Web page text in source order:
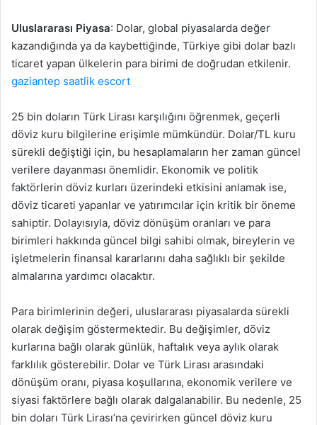
Uluslararası Piyasa: Dolar, global piyasalarda değer
kazandığında ya da kaybettiğinde, Türkiye gibi dolar bazlı
ticaret yapan ülkelerin para birimi de doğrudan etkilenir.
gaziantep saatlik escort
25 bin doların Türk Lirası karşılığını öğrenmek, geçerli
döviz kuru bilgilerine erişimle mümkündür. Dolar/TL kuru
sürekli değiştiği için, bu hesaplamaların her zaman güncel
verilere dayanması önemlidir. Ekonomik ve politik
faktörlerin döviz kurları üzerindeki etkisini anlamak ise,
döviz ticareti yapanlar ve yatırımcılar için kritik bir öneme
sahiptir. Dolayısıyla, döviz dönüşüm oranları ve para
birimleri hakkında güncel bilgi sahibi olmak, bireylerin ve
işletmelerin finansal kararlarını daha sağlıklı bir şekilde
almalarına yardımcı olacaktır.
Para birimlerinin değeri, uluslararası piyasalarda sürekli
olarak değişim göstermektedir. Bu değişimler, döviz
kurlarına bağlı olarak günlük, haftalık veya aylık olarak
farklılık gösterebilir. Dolar ve Türk Lirası arasındaki
dönüşüm oranı, piyasa koşullarına, ekonomik verilere ve
siyasi faktörlere bağlı olarak dalgalanabilir. Bu nedenle, 25
bin doları Türk Lirası’na çevirirken güncel döviz kuru